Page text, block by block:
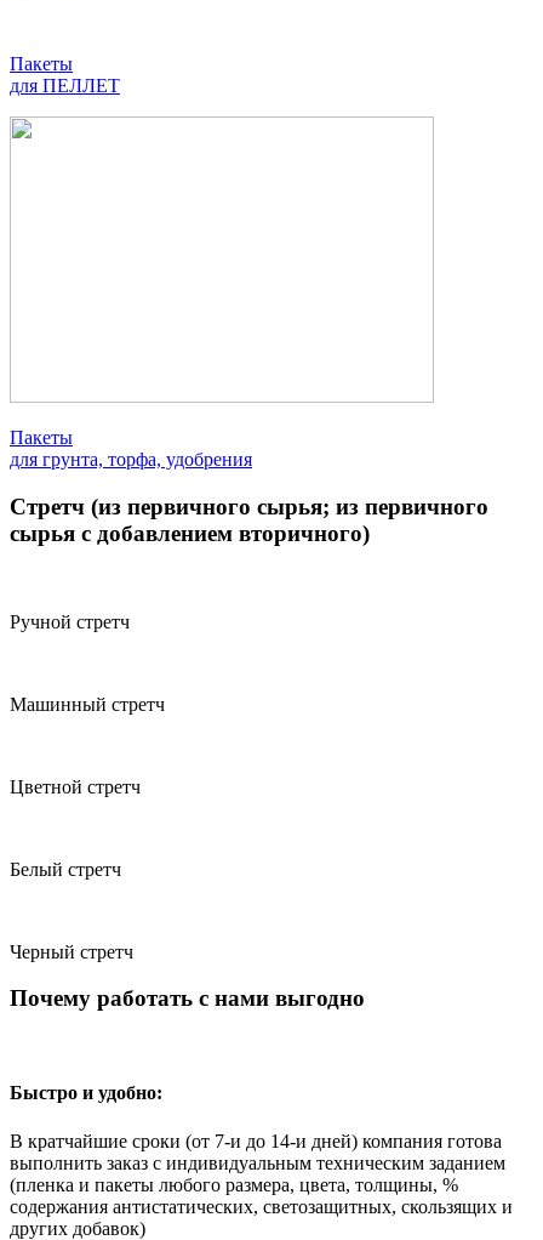
Пакеты
для ПЕЛЛЕТ
Пакеты
для грунта, торфа, удобрения
Стретч (из первичного сырья; из первичного
сырья с добавлением вторичного)
Ручной стретч
Машинный стретч
Цветной стретч
Белый стретч
Черный стретч
Почему работать с нами выгодно
Быстро и удобно:
В кратчайшие сроки (от 7-и до 14-и дней) компания готова
выполнить заказ с индивидуальным техническим заданием
(пленка и пакеты любого размера, цвета, толщины, %
содержания антистатических, светозащитных, скользящих и
других добавок)